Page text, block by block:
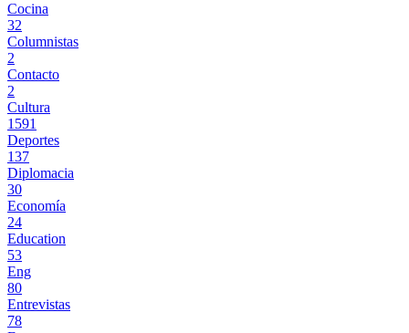
Cocina
32
Columnistas
2
Contacto
2
Cultura
1591
Deportes
137
Diplomacia
30
Economía
24
Education
53
Eng
80
Entrevistas
78